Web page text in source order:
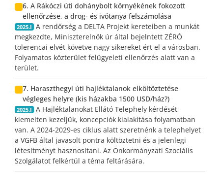
6. A Rákóczi úti dohánybolt környékének fokozott
ellenőrzése, a drog- és ivótanya felszámolása
2025.I
A rendőrség a DELTA Projekt kereteiben a munkát
megkezdte, Miniszterelnök úr által bejelntett ZÉRÓ
tolerencai elvét követve nagy sikereket ért el a városban.
Folyamatos közterület felügyeleti ellenőrzés alatt van a
terület.
7. Haraszthegyi úti hajléktalanok elköltöztetése
végleges helyre (kis házakba 1500 USD/ház?)
2025.I
A Hajléktalanokat Ellátó Telephely kérdését
kiemelten kezeljük, koncepciók kialakítása folyamatban
van. A 2024-2029-es ciklus alatt szeretnénk a telephelyet
a VGFB által javasolt pontra költöztetni és a jelenlegi
létesítményt hasznosítani. Az Önkormányzati Szociális
Szolgálatot felkértül a téma feltárására.